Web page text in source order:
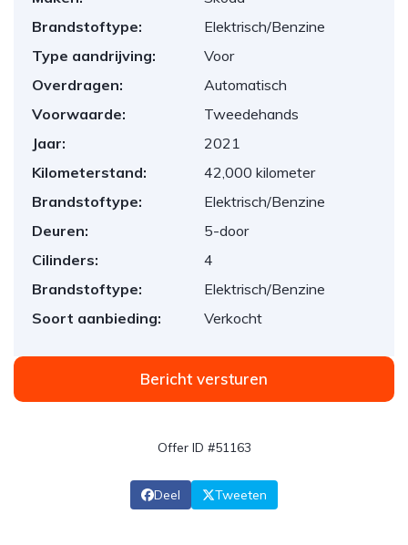
Brandstoftype:
Elektrisch/Benzine
Type aandrijving:
Voor
Overdragen:
Automatisch
Voorwaarde:
Tweedehands
Jaar:
2021
Kilometerstand:
42,000 kilometer
Brandstoftype:
Elektrisch/Benzine
Deuren:
5-door
Cilinders:
4
Brandstoftype:
Elektrisch/Benzine
Soort aanbieding:
Verkocht
Bericht versturen
Offer ID #51163
Deel Tweeten